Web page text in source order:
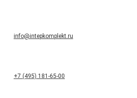
info@intepkomplekt.ru
+7 (495) 181-65-00